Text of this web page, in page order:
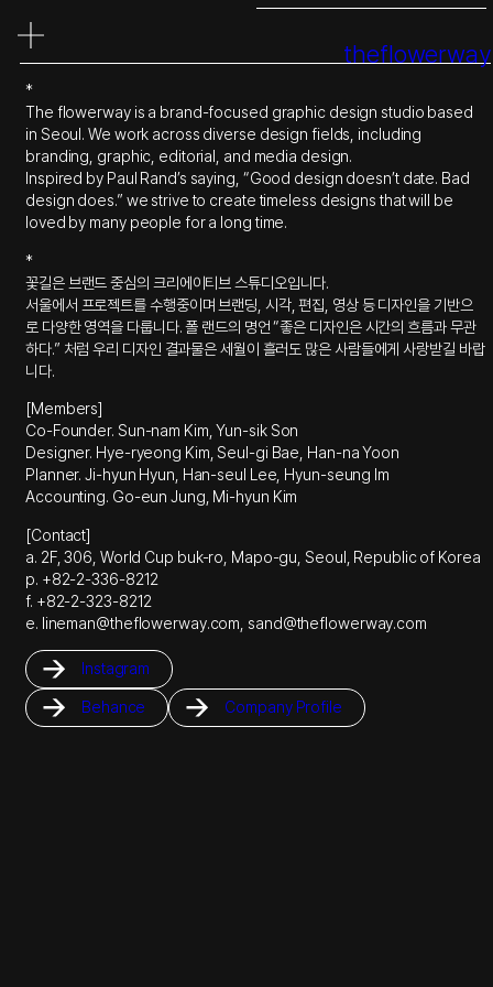
텐
츠
theflowerway
*
The flowerway is a brand-focused graphic design studio based
in Seoul. We work across diverse design fields, including
branding, graphic, editorial, and media design.
Inspired by Paul Rand’s saying, “Good design doesn’t date. Bad
design does.” we strive to create timeless designs that will be
loved by many people for a long time.
*
꽃길은 브랜드 중심의 크리에이티브 스튜디오입니다.
서울에서 프로젝트를 수행중이며 브랜딩, 시각, 편집, 영상 등 디자인을 기반으
로 다양한 영역을 다룹니다. 폴 랜드의 명언 “좋은 디자인은 시간의 흐름과 무관
하다.” 처럼 우리 디자인 결과물은 세월이 흘러도 많은 사람들에게 사랑받길 바랍
니다.
[Members]
Co-Founder. Sun-nam Kim, Yun-sik Son
Designer. Hye-ryeong Kim, Seul-gi Bae, Han-na Yoon
Planner. Ji-hyun Hyun, Han-seul Lee, Hyun-seung Im
Accounting. Go-eun Jung, Mi-hyun Kim
[Contact]
a. 2F, 306, World Cup buk-ro, Mapo-gu, Seoul, Republic of Korea
p. +82-2-336-8212
f. +82-2-323-8212
e. lineman@theflowerway.com, sand@theflowerway.com
Instagram
Behance Company Profile